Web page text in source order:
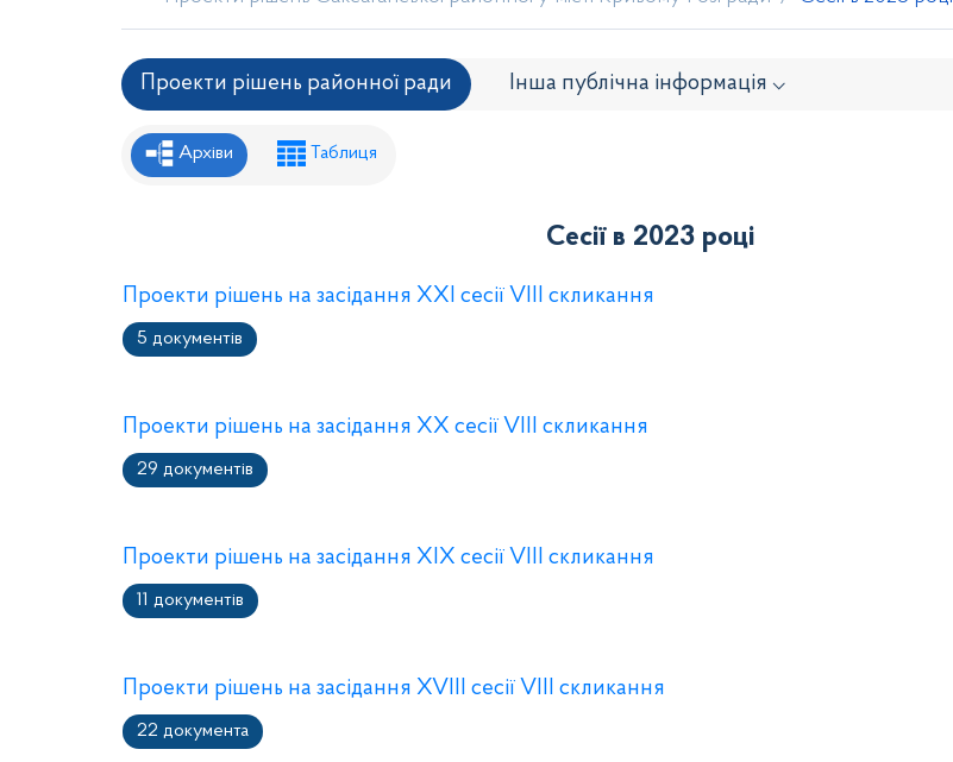
Проекти рішень районної ради Інша публічна інформація ⌵
Рішення районної ради
Архіви Таблиця
Сесії в 2023 році
Проекти рішень на засідання XXI сесії VIII скликання
5 документів
Проекти рішень на засідання XX сесії VIII скликання
29 документів
Проекти рішень на засідання XIX сесії VIII скликання
11 документів
Проекти рішень на засідання XVIII сесії VIII скликання
22 документа